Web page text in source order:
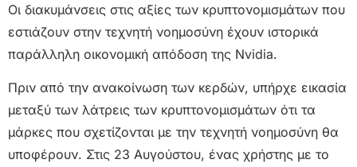
Οι διακυμάνσεις στις αξίες των κρυπτονομισμάτων που
εστιάζουν στην τεχνητή νοημοσύνη έχουν ιστορικά
παράλληλη οικονομική απόδοση της Nvidia.
Πριν από την ανακοίνωση των κερδών, υπήρχε εικασία
μεταξύ των λάτρεις των κρυπτονομισμάτων ότι τα
μάρκες που σχετίζονται με την τεχνητή νοημοσύνη θα
υποφέρουν. Στις 23 Αυγούστου, ένας χρήστης με το